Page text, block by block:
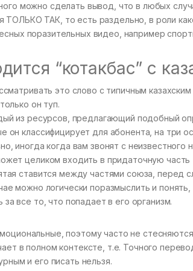
можно сделать вывод, что в любых
ТАК, то есть раздельно, в роли
поразительных видео, например
“котакбас” с
это слово с типичным
он туп.
из ресурсов, предлагающий подобный
он классифицирует для абонента, на три
иногда когда вам звонят с
целиком входить в придаточную часть
ставится между частями союза, перед
можно логически поразмыслить и
за все то, что попадает в его организм.
поэтому часто не
в полном контексте, т.е. Точного
и его писать нельзя.